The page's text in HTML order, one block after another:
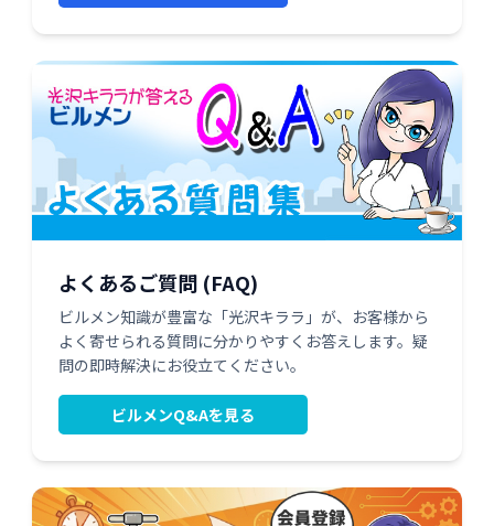
よくあるご質問 (FAQ)
ビルメン知識が豊富な「光沢キララ」が、お客様から
よく寄せられる質問に分かりやすくお答えします。疑
問の即時解決にお役立てください。
ビルメンQ&Aを見る